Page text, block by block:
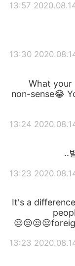
2020.08.14
2020.08.14
What your
non-sense😂
2020.08.14
2020.08.14
It's a
2020.08.14